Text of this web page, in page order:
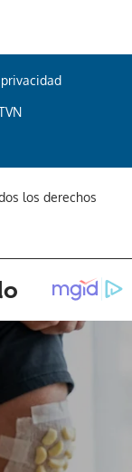
boletín.
ACEPTAR
los derechos